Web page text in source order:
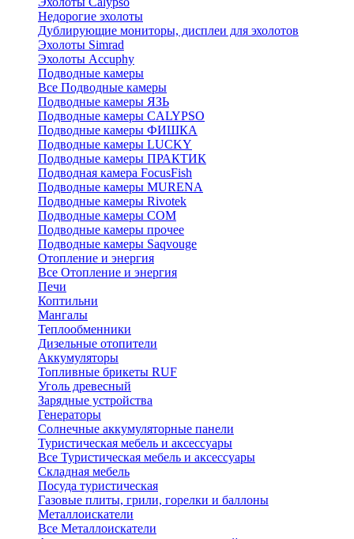
Недорогие эхолоты
Дублирующие мониторы, дисплеи для эхолотов
Эхолоты Simrad
Эхолоты Accuphy
Подводные камеры
Все Подводные камеры
Подводные камеры ЯЗЬ
Подводные камеры CALYPSO
Подводные камеры ФИШКА
Подводные камеры LUCKY
Подводные камеры ПРАКТИК
Подводная камера FocusFish
Подводные камеры MURENA
Подводные камеры Rivotek
Подводные камеры СОМ
Подводные камеры прочее
Подводные камеры Saqvouge
Отопление и энергия
Все Отопление и энергия
Печи
Коптильни
Мангалы
Теплообменники
Дизельные отопители
Аккумуляторы
Топливные брикеты RUF
Уголь древесный
Зарядные устройства
Генераторы
Солнечные аккумуляторные панели
Туристическая мебель и аксессуары
Все Туристическая мебель и аксессуары
Складная мебель
Посуда туристическая
Газовые плиты, грили, горелки и баллоны
Металлоискатели
Все Металлоискатели